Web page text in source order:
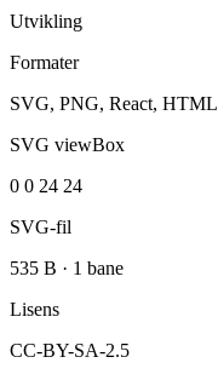
Utvikling
Formater
SVG, PNG, React,
SVG viewBox
0 0 24 24
SVG-fil
535 B · 1 bane
Lisens
CC-BY-SA-2.5